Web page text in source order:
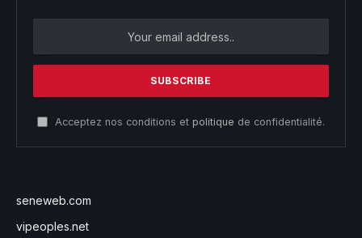
Acceptez nos conditions et politique de confidentialité.
seneweb.com
vipeoples.net